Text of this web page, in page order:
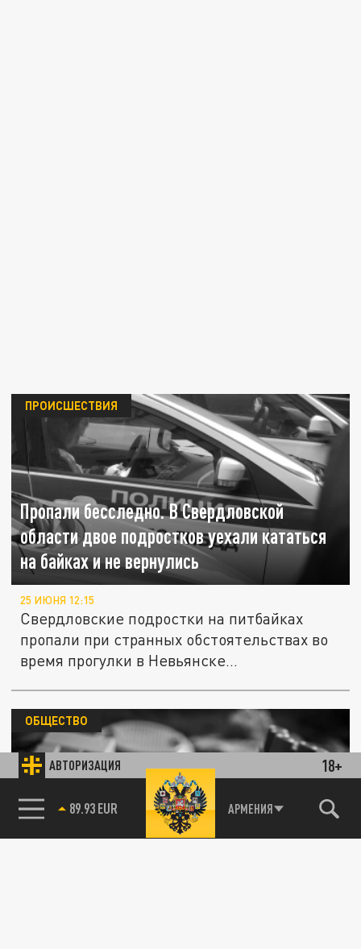
АВТОРИЗАЦИЯ 18+
89.93 EUR АРМЕНИЯ
Пропали бесследно. В Свердловской
области двое подростков уехали кататься
на байках и не вернулись
ПРОИСШЕСТВИЯ
25 ИЮНЯ 12:15
Свердловские подростки на питбайках
пропали при странных обстоятельствах во
время прогулки в Невьянске...
ОБЩЕСТВО